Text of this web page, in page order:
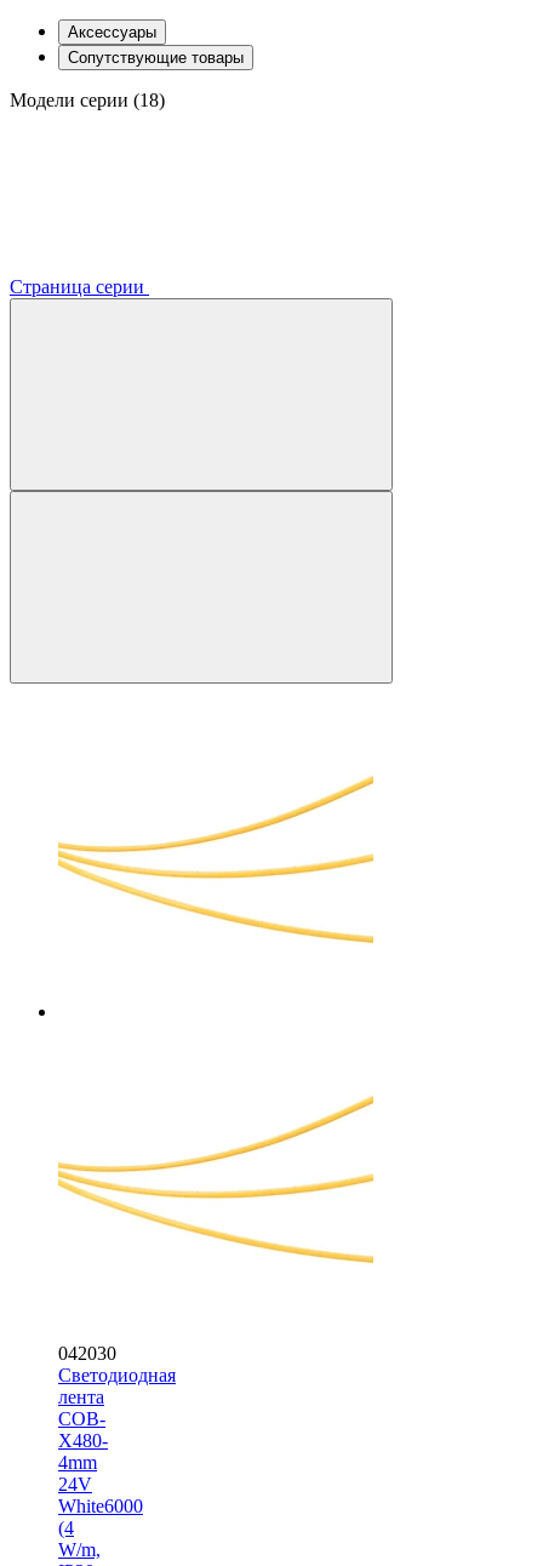
Аксессуары
Сопутствующие товары
Модели серии (18)
Страница серии
042030
Светодиодная
лента
COB-
X480-
4mm
24V
White6000
(4
W/m,